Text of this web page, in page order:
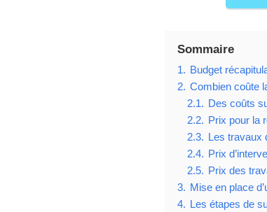
Sommaire
1. Budget
2. Combien coûte
2.1. Des coûts
2.2. Prix pour la
2.3. Les travaux
2.4. Prix
2.5. Prix des
3. Mise en place
4. Les étapes de